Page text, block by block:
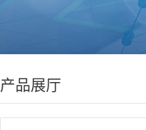
产品展厅